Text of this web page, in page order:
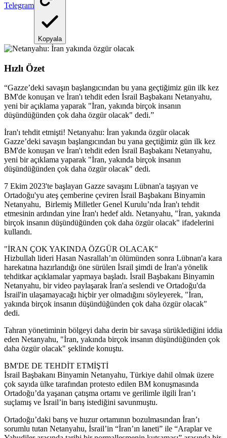
Telegram
Kopyala
Hızlı Özet
“Gazze’deki savaşın başlangıcından bu yana geçtiğimiz gün ilk kez
BM'de konuşan ve İran'ı tehdit eden İsrail Başbakanı Netanyahu,
yeni bir açıklama yaparak "İran, yakında birçok insanın
düşündüğünden çok daha özgür olacak" dedi.”
İran'ı tehdit etmişti! Netanyahu: İran yakında özgür olacak
Gazze’deki savaşın başlangıcından bu yana geçtiğimiz gün ilk kez
BM'de konuşan ve İran'ı tehdit eden İsrail Başbakanı Netanyahu,
yeni bir açıklama yaparak "İran, yakında birçok insanın
düşündüğünden çok daha özgür olacak" dedi.
7 Ekim 2023'te başlayan Gazze savaşını Lübnan'a taşıyan ve
Ortadoğu'yu ateş çemberine çeviren İsrail Başbakanı Binyamin
Netanyahu, Birlemiş Milletler Genel Kurulu’nda İran'ı tehdit
etmesinin ardından yine İran'ı hedef aldı. Netanyahu, "İran, yakında
birçok insanın düşündüğünden çok daha özgür olacak" ifadelerini
kullandı.
"İRAN ÇOK YAKINDA ÖZGÜR OLACAK"
Hizbullah lideri Hasan Nasrallah’ın ölümünden sonra Lübnan'a kara
harekatına hazırlandığı öne sürülen İsrail şimdi de İran'a yönelik
tehditkar açıklamalar yapmaya başladı. İsrail Başbakanı Binyamin
Netanyahu, bir video paylaşarak İran'a seslendi ve Ortadoğu'da
İsrail'in ulaşamayacağı hiçbir yer olmadığını söyleyerek, "İran,
yakında birçok insanın düşündüğünden çok daha özgür olacak"
dedi.
Tahran yönetiminin bölgeyi daha derin bir savaşa sürüklediğini iddia
eden Netanyahu, "İran, yakında birçok insanın düşündüğünden çok
daha özgür olacak" şeklinde konuştu.
BM'DE DE TEHDİT ETMİŞTİ
İsrail Başbakanı Binyamin Netanyahu, Türkiye dahil olmak üzere
çok sayıda ülke tarafından protesto edilen BM konuşmasında
Ortadoğu’da yaşanan çatışma ortamı ve gerilimle ilgili İran’ı
suçlamış ve İsrail’in barış istediğini savunmuştu.
Ortadoğu’daki barış ve huzur ortamının bozulmasından İran’ı
sorumlu tutan Netanyahu, İsrail’in “İran’ın laneti” ile “Araplar ve